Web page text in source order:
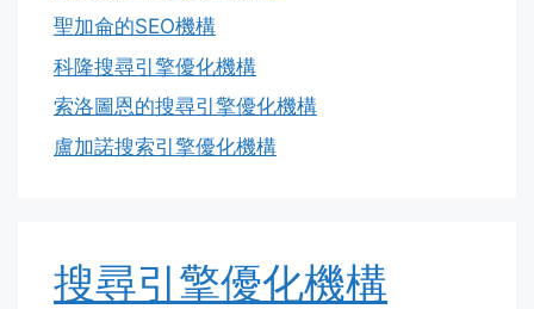
聖加侖的SEO機構
科隆搜尋引擎優化機構
索洛圖恩的搜尋引擎優化機構
盧加諾搜索引擎優化機構
搜尋引擎優化機構